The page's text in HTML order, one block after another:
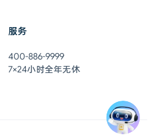
服务
400-886-9999
7×24小时全年无休
7×24小时全年无休
联系客服